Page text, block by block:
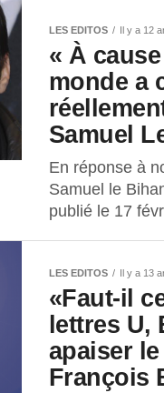
LES EDITOS Il y a 12
« À
monde a
Samuel
En réponse à
Samuel le
publié le 17
LES EDITOS Il y a 13
«Faut-il
lettres U,
apaiser
François